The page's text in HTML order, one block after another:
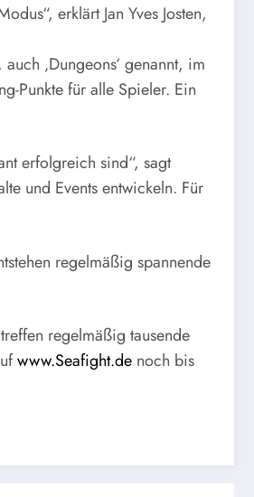
erklärt Jan Yves Josten,
‚Dungeons‘ genannt, im
Punkte für alle Spieler. Ein
erfolgreich sind“, sagt
und Events entwickeln. Für
regelmäßig spannende
regelmäßig tausende
www.Seafight.de noch bis